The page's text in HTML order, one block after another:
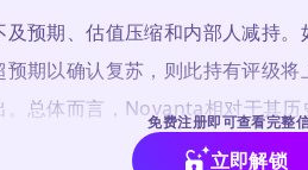
预期、估值压缩和内部人减持
期以确认复苏，则此持有评级
总体而言，Novanta相对于其
免费注册即可查看完整
立即解锁